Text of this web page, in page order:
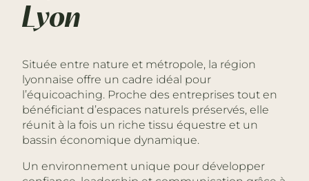
Lyon
Située entre nature et métropole, la région
lyonnaise offre un cadre idéal pour
l’équicoaching. Proche des entreprises tout en
bénéficiant d’espaces naturels préservés, elle
réunit à la fois un riche tissu équestre et un
bassin économique dynamique.
Un environnement unique pour développer